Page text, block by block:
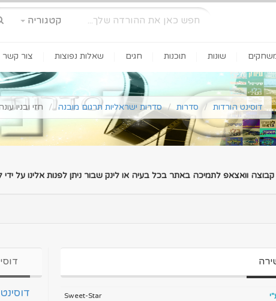
קטגוריה
שונות תוכנות חגים שאלות נפוצות צור קשר
דוסינט הורדות סדרות סדרות ישראליות תרגום מובנה חזי ובניו עונה 1 פרק 34 להורדה ולצפיה
וואצאפ לתמיכה באתר בכל בעיה או לינק שבור ניתן לפנות אלינו על
Sweet-Star